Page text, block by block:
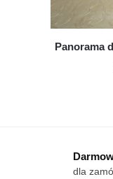
Panorama
dla